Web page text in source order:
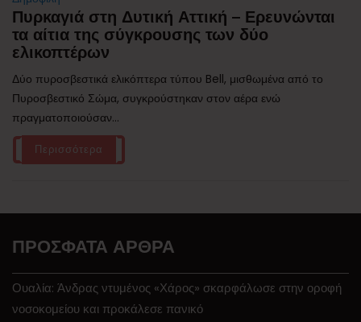
Πυρκαγιά στη Δυτική Αττική – Ερευνώνται
τα αίτια της σύγκρουσης των δύο
ελικοπτέρων
Δύο πυροσβεστικά ελικόπτερα τύπου Bell, μισθωμένα από το
Πυροσβεστικό Σώμα, συγκρούστηκαν στον αέρα ενώ
πραγματοποιούσαν...
Περισσότερα
ΠΡΌΣΦΑΤΑ ΆΡΘΡΑ
Ουαλία: Άνδρας ντυμένος «Χάρος» σκαρφάλωσε στην οροφή
νοσοκομείου και προκάλεσε πανικό